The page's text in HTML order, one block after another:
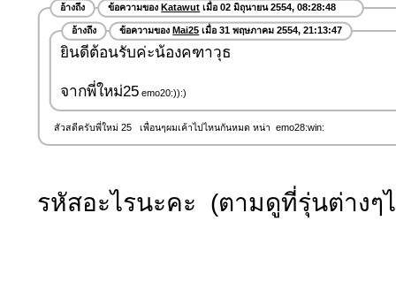
อ้างถึง ข้อความของKatawut เมื่อ 02 มิถุนายน 2554, 08:28:48
อ้างถึง ข้อความของMai25 เมื่อ 31 พฤษภาคม 2554, 21:13:47
ยินดีต้อนรับค่ะน้องคฑาวุธ
จากพี่ใหม่25 emo20:)):)
สัวสดีครับพี่ใหม่ 25 เพื่อนๆผมเค้าไปไหนกันหมด หน่า emo28:win:
รหัสอะไรนะคะ (ตามดูที่รุ่นต่างๆ